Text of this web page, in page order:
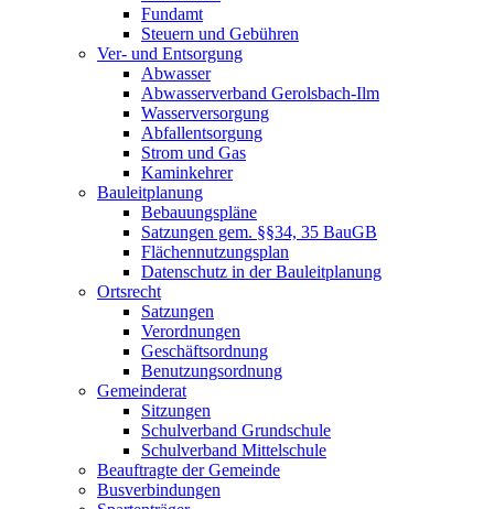
Fundamt
Steuern und Gebühren
Ver- und Entsorgung
Abwasser
Abwasserverband Gerolsbach-Ilm
Wasserversorgung
Abfallentsorgung
Strom und Gas
Kaminkehrer
Bauleitplanung
Bebauungspläne
Satzungen gem. §§34, 35 BauGB
Flächennutzungsplan
Datenschutz in der Bauleitplanung
Ortsrecht
Satzungen
Verordnungen
Geschäftsordnung
Benutzungsordnung
Gemeinderat
Sitzungen
Schulverband Grundschule
Schulverband Mittelschule
Beauftragte der Gemeinde
Busverbindungen